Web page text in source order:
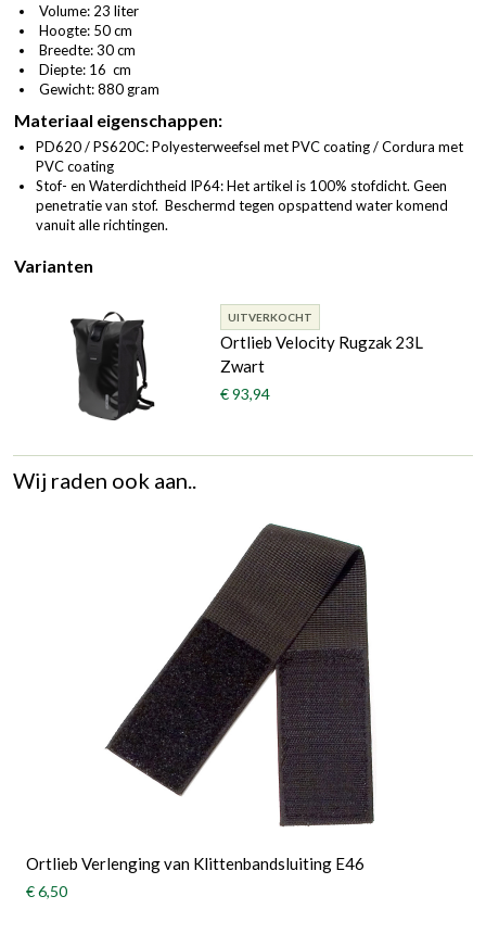
Volume: 23 liter
Hoogte: 50 cm
Breedte: 30 cm
Diepte: 16 cm
Gewicht: 880 gram
Materiaal eigenschappen:
PD620 / PS620C: Polyesterweefsel met PVC coating / Cordura met
PVC coating
Stof- en Waterdichtheid IP64: Het artikel is 100% stofdicht. Geen
penetratie van stof. Beschermd tegen opspattend water komend
vanuit alle richtingen.
Varianten
UITVERKOCHT
Ortlieb Velocity Rugzak 23L
Zwart
€ 93,94
Wij raden ook aan..
Ortlieb Verlenging van Klittenbandsluiting E46
€ 6,50